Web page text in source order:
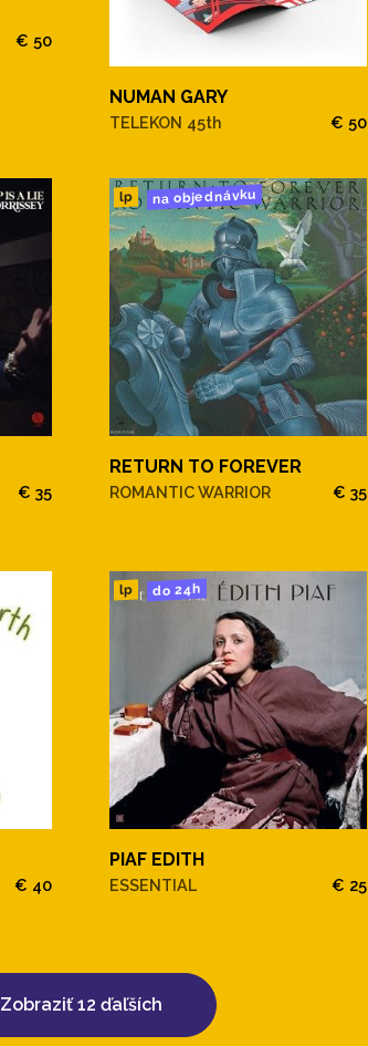
€ 50
NUMAN GARY
TELEKON 45th € 50
€ 35
lp na objednávku
RETURN TO FOREVER
ROMANTIC WARRIOR € 35
€ 40
lp do 24h
PIAF EDITH
ESSENTIAL € 25
Zobraziť 12 ďaľších